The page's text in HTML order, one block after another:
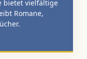
bietet vielfältige
Romane,